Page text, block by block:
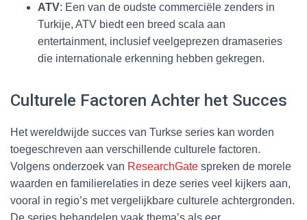
ATV: Een van de oudste commerciële zenders in
Turkije, ATV biedt een breed scala aan
entertainment, inclusief veelgeprezen dramaseries
die internationale erkenning hebben gekregen.
Culturele Factoren Achter het Succes
Het wereldwijde succes van Turkse series kan worden
toegeschreven aan verschillende culturele factoren.
Volgens onderzoek van ResearchGate spreken de morele
waarden en familierelaties in deze series veel kijkers aan,
vooral in regio’s met vergelijkbare culturele achtergronden.
De series behandelen vaak thema’s als eer,